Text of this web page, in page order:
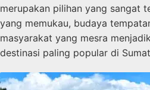
merupakan pilihan yang sangat
yang memukau, budaya
masyarakat yang mesra
destinasi paling popular di